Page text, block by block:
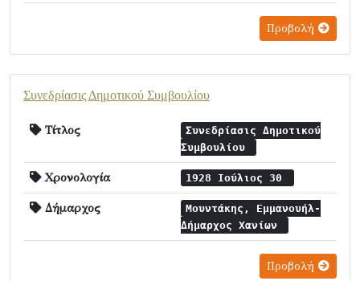
Προβολή
Συνεδρίασις Δημοτικού Συμβουλίου
Τίτλος
Συνεδρίασις Δημοτικού
Συμβουλίου
Χρονολογία 1928 Ιούλιος 30
Δήμαρχος
Μουντάκης, Εμμανουήλ-
Δήμαρχος Χανίων
Προβολή